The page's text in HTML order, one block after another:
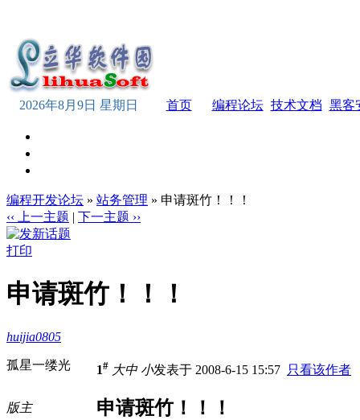
2026年8月9日 星期日 首页 编程论坛 技术文档 黑客
编程开发论坛 » 站务管理 » 申请斑竹！！！
‹‹ 上一主题 | 下一主题 ››
打印
申请斑竹！！！
huijia0805
孤星一缕光
版主
1# 大中 小发表于 2008-6-15 15:57 只看该作者
申请斑竹！！！